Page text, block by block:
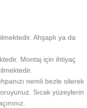
Ahşaplı ya da
Montaj için ihtiyaç
nemli bezle silerek
Sıcak yüzeylerin